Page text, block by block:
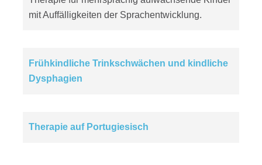
mit Auffälligkeiten der Sprachentwicklung.
Frühkindliche Trinkschwächen und kindliche
Dysphagien
Therapie auf Portugiesisch